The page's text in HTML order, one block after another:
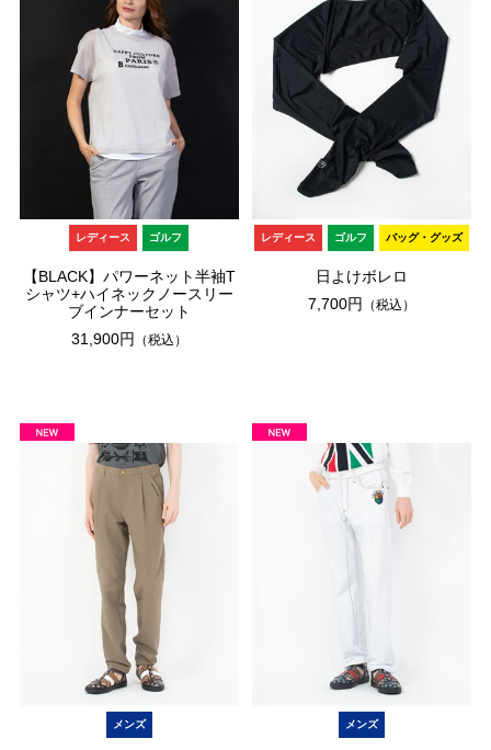
レディース ゴルフ
【BLACK】パワーネット半袖T
シャツ+ハイネックノースリー
ブインナーセット
31,900円
（税込）
レディース ゴルフ バッグ・グッズ
日よけボレロ
7,700円
（税込）
メンズ メンズ